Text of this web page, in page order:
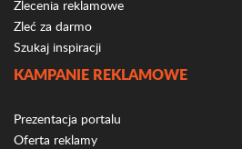
Zlecenia reklamowe
Zleć za darmo
Szukaj inspiracji
KAMPANIE REKLAMOWE
Prezentacja portalu
Oferta reklamy